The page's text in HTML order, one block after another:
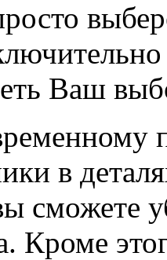
Ваш
в
сможете
Кроме